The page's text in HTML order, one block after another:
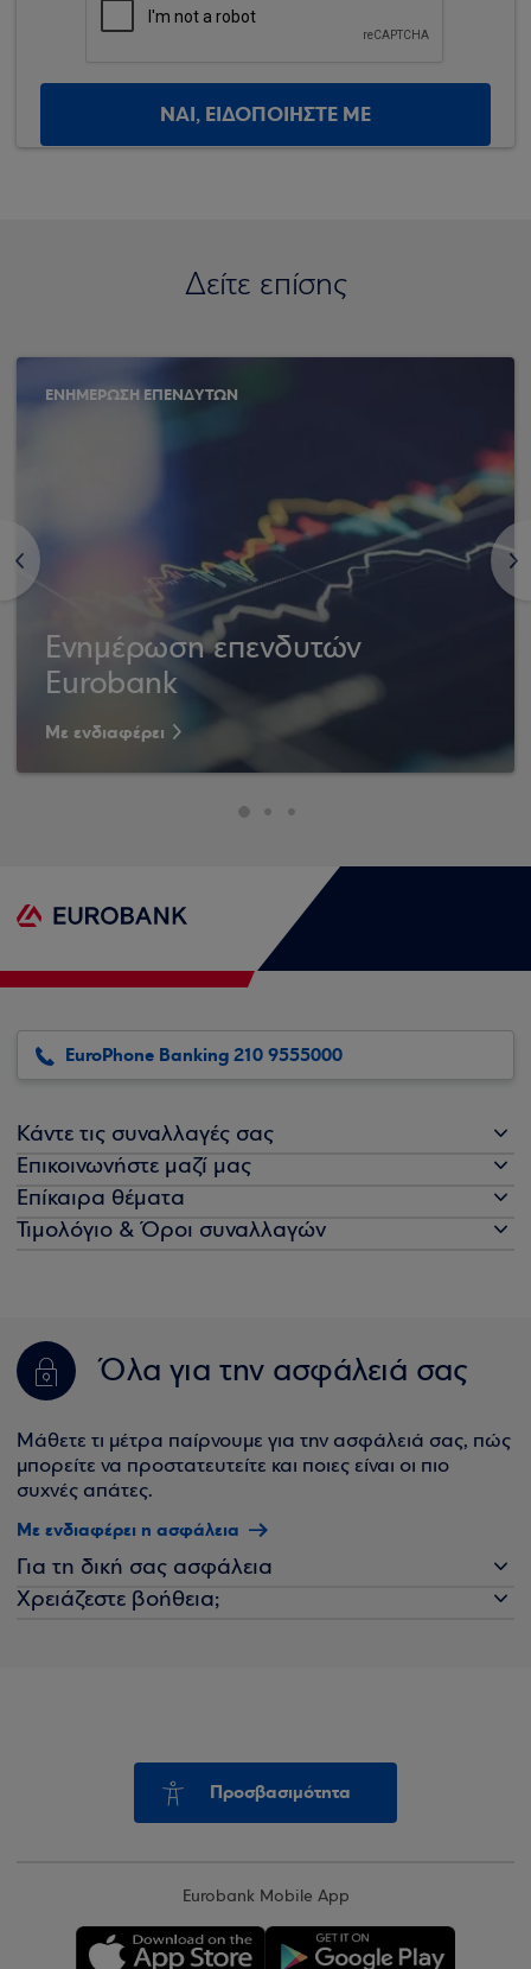
ΝΑΙ, ΕΙΔΟΠΟΙΗΣΤΕ ΜΕ
Δείτε επίσης
<
ΕΝΗΜΕΡΩΣΗ ΕΠΕΝΔΥΤΩΝ
Ενημέρωση επενδυτών
Eurobank
Με ενδιαφέρει
>
EuroPhone Banking 210 9555000
Κάντε τις συναλλαγές σας
Επικοινωνήστε μαζί μας
Επίκαιρα θέματα
Τιμολόγιο & Όροι συναλλαγών
Όλα για την ασφάλειά σας
Μάθετε τι μέτρα παίρνουμε για την ασφάλειά σας, πώς
μπορείτε να προστατευτείτε και ποιες είναι οι πιο
συχνές απάτες.
Με ενδιαφέρει η ασφάλεια
Για τη δική σας ασφάλεια
Χρειάζεστε βοήθεια;
Προσβασιμότητα
Eurobank Mobile App